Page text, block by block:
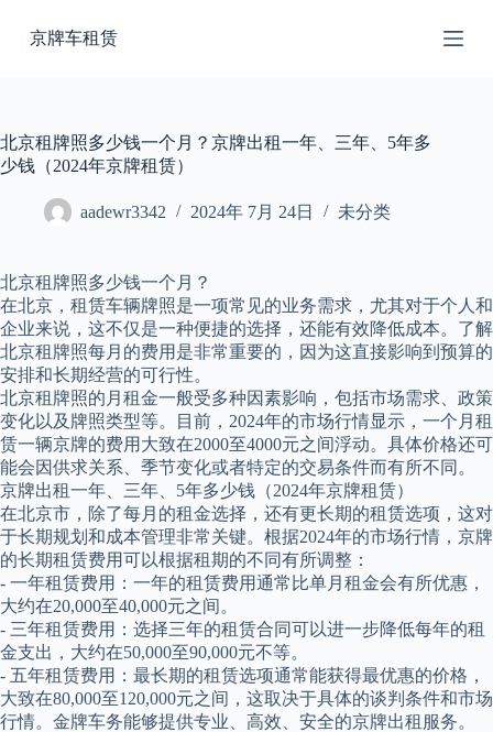
过
京牌车租赁
北京租牌照多少钱一个月？京牌出租一年、三年、5年多
少钱（2024年京牌租赁）
aadewr3342 2024年 7月 24日 未分类
北京租牌照多少钱一个月？
在北京，租赁车辆牌照是一项常见的业务需求，尤其对于个人和
企业来说，这不仅是一种便捷的选择，还能有效降低成本。了解
北京租牌照每月的费用是非常重要的，因为这直接影响到预算的
安排和长期经营的可行性。
北京租牌照的月租金一般受多种因素影响，包括市场需求、政策
变化以及牌照类型等。目前，2024年的市场行情显示，一个月租
赁一辆京牌的费用大致在2000至4000元之间浮动。具体价格还可
能会因供求关系、季节变化或者特定的交易条件而有所不同。
京牌出租一年、三年、5年多少钱（2024年京牌租赁）
在北京市，除了每月的租金选择，还有更长期的租赁选项，这对
于长期规划和成本管理非常关键。根据2024年的市场行情，京牌
的长期租赁费用可以根据租期的不同有所调整：
- 一年租赁费用：一年的租赁费用通常比单月租金会有所优惠，
大约在20,000至40,000元之间。
- 三年租赁费用：选择三年的租赁合同可以进一步降低每年的租
金支出，大约在50,000至90,000元不等。
- 五年租赁费用：最长期的租赁选项通常能获得最优惠的价格，
大致在80,000至120,000元之间，这取决于具体的谈判条件和市场
行情。金牌车务能够提供专业、高效、安全的京牌出租服务。